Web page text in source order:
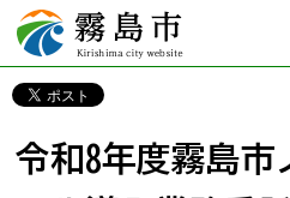
霧島市 Kirishima
city website
令和8年度霧島市